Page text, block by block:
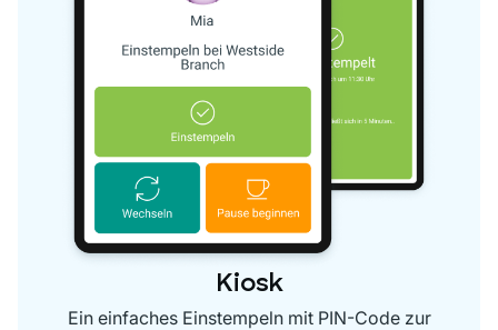
Kiosk
Ein einfaches Einstempeln mit PIN-Code zur